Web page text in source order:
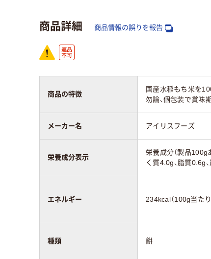
商品詳細 商品情報の誤りを報告
商品の特徴
国産水稲もち米を
勿論、個包装で賞味
メーカー名 アイリスフーズ
栄養成分表示
栄養成分（製品100g
く質4.0g、脂質0.6g
エネルギー 234kcal（100g当たり
種類 餅